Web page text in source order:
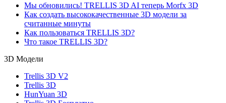
Мы обновились! TRELLIS 3D AI теперь Morfx 3D
Как создать высококачественные 3D модели за
считанные минуты
Как пользоваться TRELLIS 3D?
Что такое TRELLIS 3D?
3D Модели
Trellis 3D V2
Trellis 3D
HunYuan 3D